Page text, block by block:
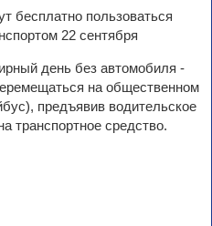
день без автомобиля -
на общественном
предъявив водительское
транспортное средство.